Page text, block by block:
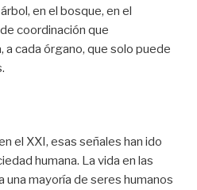
en el bosque, en el
coordinación que
a cada órgano, que solo puede
el XXI, esas señales han ido
humana. La vida en las
una mayoría de seres humanos